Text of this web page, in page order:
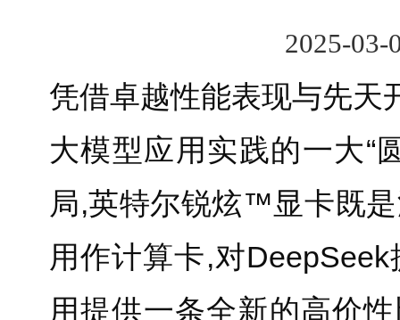
2025-03-
凭借卓越性能表现与先天
大模型应用实践的一大“
局,英特尔锐炫™显卡既
用作计算卡,对
用提供一条全新的高价